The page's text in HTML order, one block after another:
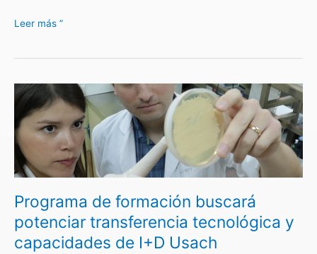
Leer más ”
Programa de formación buscará
potenciar transferencia tecnológica y
capacidades de I+D Usach
Programa
formación
buscará
potenciar
transferencia
y
capacidades
de
I+D